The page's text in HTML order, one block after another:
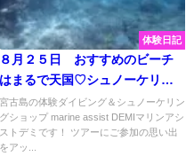
体験日記
８月２５日 おすすめのビーチ
はまるで天国♡シュノーケリン
グで水中探索♪
宮古島の体験ダイビング＆シュノーケリン
グショップ marine assist DEMIマリンアシ
ストデミです！ ツアーにご参加の思い出
をアッ...